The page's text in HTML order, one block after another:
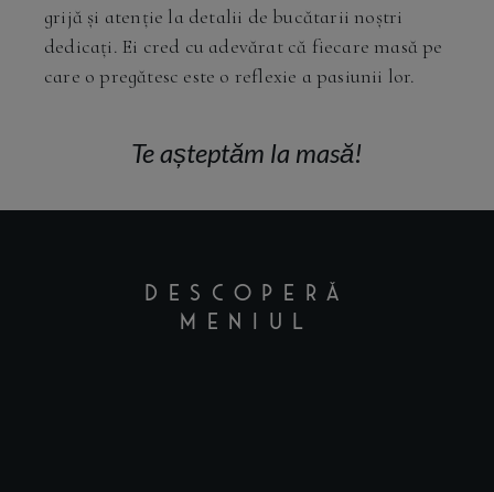
grijă și atenție la detalii de bucătarii noștri
dedicați. Ei cred cu adevărat că fiecare masă pe
care o pregătesc este o reflexie a pasiunii lor.
Te așteptăm la masă!
DESCOPERĂ
MENIUL